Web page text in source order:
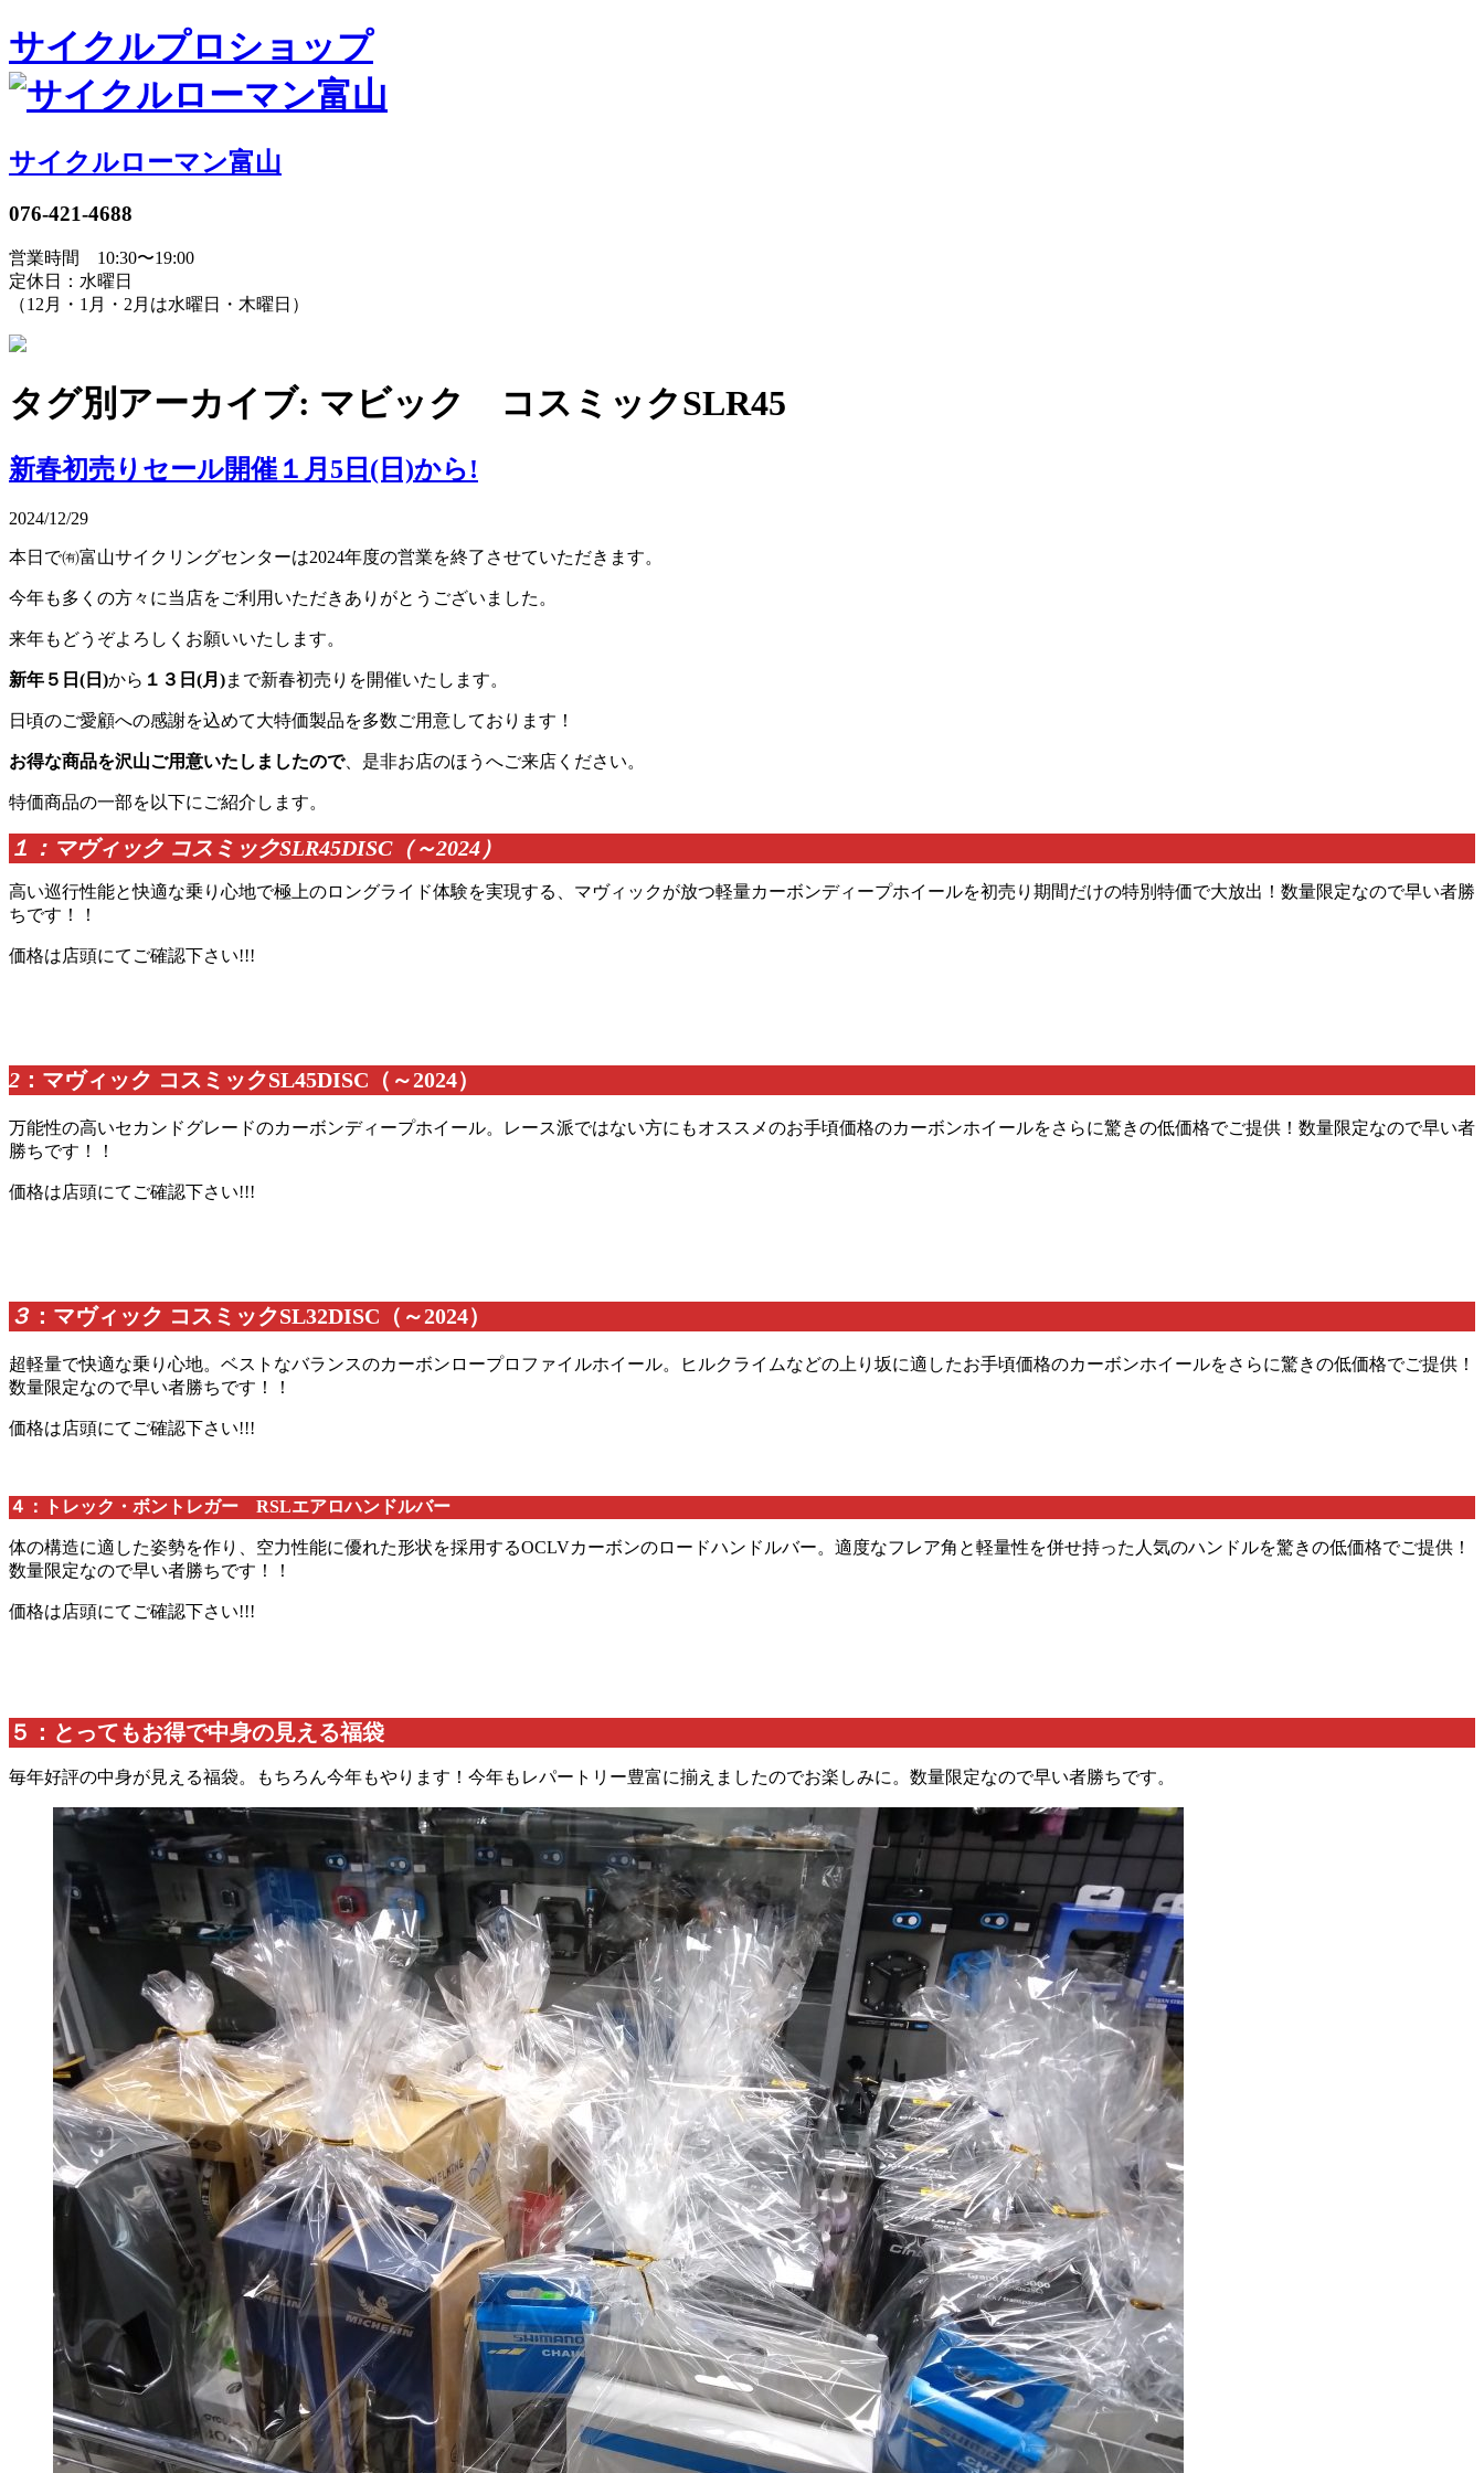
サイクルプロショップ
サイクルローマン富山
076-421-4688
営業時間 10:30〜19:00
定休日：水曜日
（12月・1月・2月は水曜日・木曜日）
タグ別アーカイブ: マビック コスミックSLR45
新春初売りセール開催１月5日(日)から!
2024/12/29
本日で㈲富山サイクリングセンターは2024年度の営業を終了させていただきます。
今年も多くの方々に当店をご利用いただきありがとうございました。
来年もどうぞよろしくお願いいたします。
新年５日(日)から １３日(月)まで新春初売りを開催いたします。
日頃のご愛顧への感謝を込めて大特価製品を多数ご用意しております！
お得な商品を沢山ご用意いたしましたので、是非お店のほうへご来店ください。
特価商品の一部を以下にご紹介します。
１：マヴィック コスミックSLR45DISC（～2024）
高い巡行性能と快適な乗り心地で極上のロングライド体験を実現する、マヴィックが放つ軽量カーボンディープホイールを初売り期間だけの特別特価で大放出！数量限定なので早い者勝
ちです！！
価格は店頭にてご確認下さい!!!
2 ：マヴィック コスミックSL45DISC（～2024）
万能性の高いセカンドグレードのカーボンディープホイール。レース派ではない方にもオススメのお手頃価格のカーボンホイールをさらに驚きの低価格でご提供！数量限定なので早い者
勝ちです！！
価格は店頭にてご確認下さい!!!
３ ：マヴィック コスミックSL32DISC（～2024）
超軽量で快適な乗り心地。ベストなバランスのカーボンロープロファイルホイール。ヒルクライムなどの上り坂に適したお手頃価格のカーボンホイールをさらに驚きの低価格でご提供！
数量限定なので早い者勝ちです！！
価格は店頭にてご確認下さい!!!
４：トレック・ボントレガー RSLエアロハンドルバー
体の構造に適した姿勢を作り、空力性能に優れた形状を採用するOCLVカーボンのロードハンドルバー。適度なフレア角と軽量性を併せ持った人気のハンドルを驚きの低価格でご提供！
数量限定なので早い者勝ちです！！
価格は店頭にてご確認下さい!!!
５： とってもお得で中身の見える福袋
毎年好評の中身が見える福袋。もちろん今年もやります！今年もレパートリー豊富に揃えましたのでお楽しみに。数量限定なので早い者勝ちです。